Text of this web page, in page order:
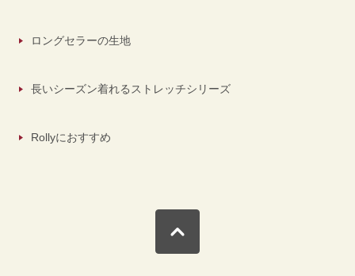
ロングセラーの生地
長いシーズン着れるストレッチシリーズ
Rollyにおすすめ